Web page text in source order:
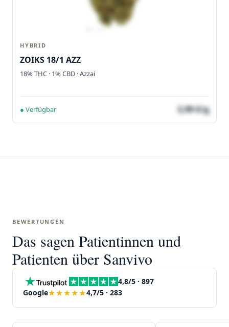
HYBRID
ZOIKS 18/1 AZZ
18% THC · 1% CBD · Azzai
● Verfügbar 3,99 €/g
BEWERTUNGEN
Das sagen Patientinnen und
Patienten über Sanvivo
4,8/5 · 897
Google★★★★★4,7/5 · 283